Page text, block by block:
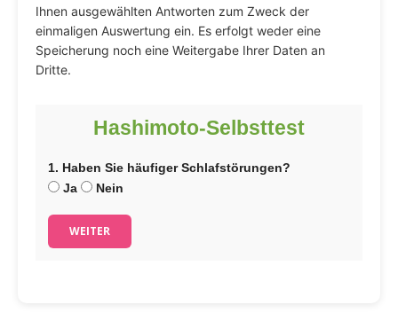
Ihnen ausgewählten Antworten zum Zweck der
einmaligen Auswertung ein. Es erfolgt weder eine
Speicherung noch eine Weitergabe Ihrer Daten an
Dritte.
Hashimoto-Selbsttest
1. Haben Sie häufiger Schlafstörungen?
Ja
Nein
WEITER